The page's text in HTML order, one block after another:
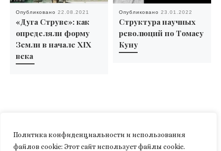
Политика конфиденциальности и использования
файлов сookie: Этот сайт использует файлы cookie.
Опубликовано 22.08.2021
«Дуга Струве»: как
определяли форму
Земли в начале XIX
века
Опубликовано 23.01.2022
Структура научных
революций по Томасу
Куну